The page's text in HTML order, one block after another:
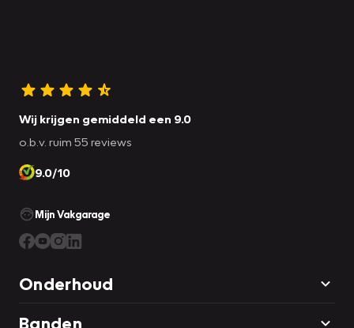
Wij krijgen gemiddeld een 9.0
o.b.v. ruim 55 reviews
9.0/10
Mijn Vakgarage
Onderhoud
Banden